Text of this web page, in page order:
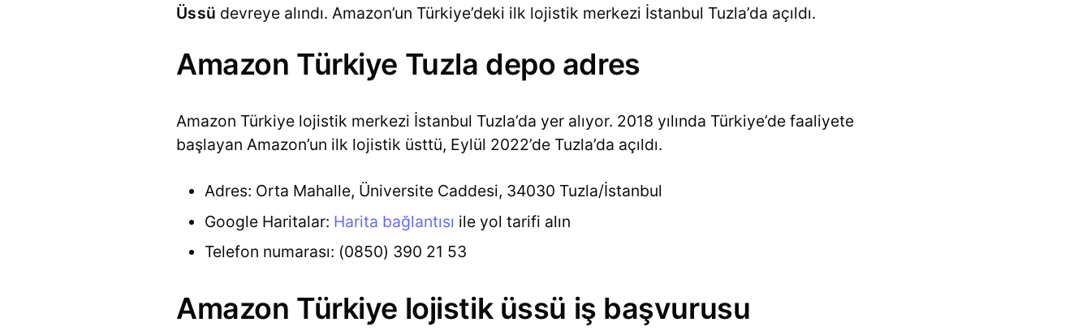
Üssü devreye alındı. Amazon’un Türkiye’deki ilk lojistik merkezi İstanbul Tuzla’da açıldı.
Amazon Türkiye Tuzla depo adres
Amazon Türkiye lojistik merkezi İstanbul Tuzla’da yer alıyor. 2018 yılında Türkiye’de faaliyete
başlayan Amazon’un ilk lojistik üsttü, Eylül 2022’de Tuzla’da açıldı.
Adres: Orta Mahalle, Üniversite Caddesi, 34030 Tuzla/İstanbul
Google Haritalar: Harita bağlantısı ile yol tarifi alın
Telefon numarası: (0850) 390 21 53
Amazon Türkiye lojistik üssü iş başvurusu